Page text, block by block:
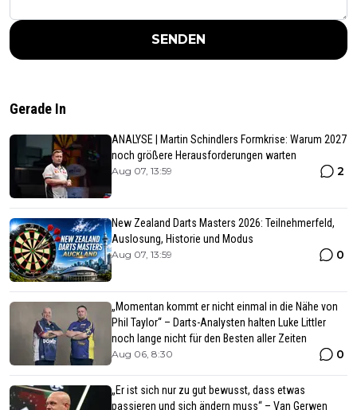
SENDEN
Gerade In
ANALYSE | Martin Schindlers Formkrise: Warum 2027
noch größere Herausforderungen warten
Aug 07, 13:59 2
New Zealand Darts Masters 2026: Teilnehmerfeld,
Auslosung, Historie und Modus
Aug 07, 13:59 0
„Momentan kommt er nicht einmal in die Nähe von
Phil Taylor“ – Darts-Analysten halten Luke Littler
noch lange nicht für den Besten aller Zeiten
Aug 06, 8:30 0
„Er ist sich nur zu gut bewusst, dass etwas
passieren und sich ändern muss“ – Van Gerwen